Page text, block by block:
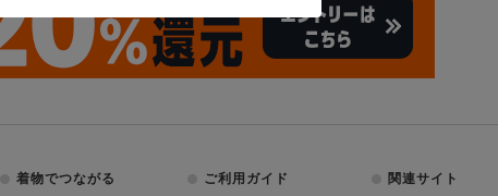
着物でつながる ご利用ガイド 関連サイト